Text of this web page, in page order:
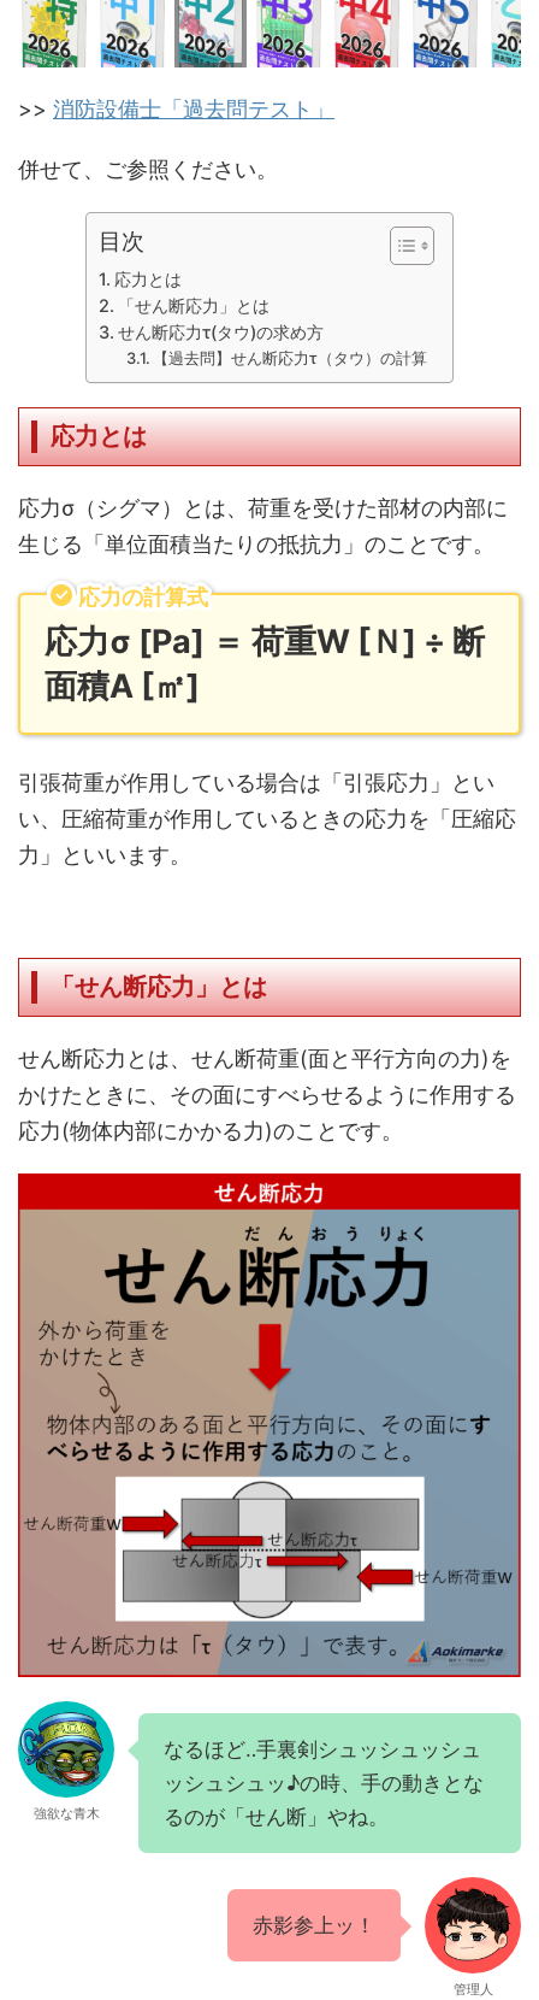
>> 消防設備士「過去問テスト」
併せて、ご参照ください。
目次
応力とは
「せん断応力」とは
せん断応力τ(タウ)の求め方
【過去問】せん断応力τ（タウ）の計算
応力とは
応力σ（シグマ）とは、荷重を受けた部材の内部に
生じる「単位面積当たりの抵抗力」のことです。
応力の計算式
応力σ [Pa] ＝ 荷重W [Ｎ] ÷ 断
面積A [㎡]
引張荷重が作用している場合は「引張応力」とい
い、圧縮荷重が作用しているときの応力を「圧縮応
力」といいます。
「せん断応力」とは
せん断応力とは、 せん断荷重(面と平行方向の力)を
かけたときに、その面にすべらせるように作用する
応力(物体内部にかかる力)のこと です。
強欲な青木
なるほど‥手裏剣シュッシュッシュ
ッシュシュッ♪の時、手の動きとな
るのが「せん断」やね。
赤影参上ッ！
管理人